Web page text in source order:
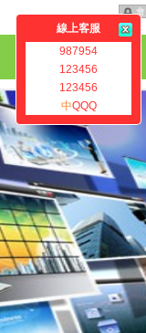
公司介紹
線上客服
987954
123456
123456
中QQQ